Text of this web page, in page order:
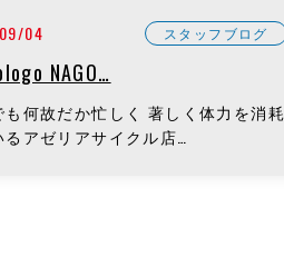
04 スタッフブログ
NAGO…
も何故だか忙しく 著しく体力を消耗
るアゼリアサイクル店…